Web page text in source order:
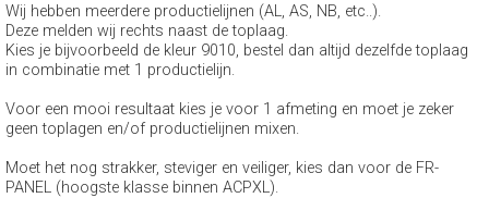
Wij hebben meerdere productielijnen (AL, AS, NB, etc..).
Deze melden wij rechts naast de toplaag.
Kies je bijvoorbeeld de kleur 9010, bestel dan altijd dezelfde toplaag
in combinatie met 1 productielijn.
Voor een mooi resultaat kies je voor 1 afmeting en moet je zeker
geen toplagen en/of productielijnen mixen.
Moet het nog strakker, steviger en veiliger, kies dan voor de FR-
PANEL (hoogste klasse binnen ACPXL).